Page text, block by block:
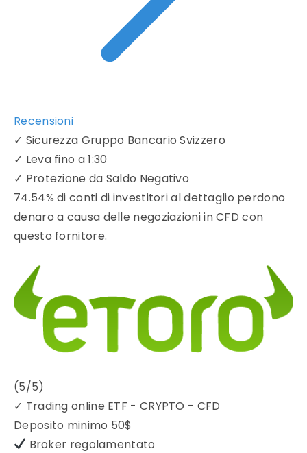
Recensioni
✓ Sicurezza Gruppo Bancario Svizzero
✓ Leva fino a 1:30
✓ Protezione da Saldo Negativo
74.54% di conti di investitori al dettaglio perdono
denaro a causa delle negoziazioni in CFD con
questo fornitore.
(5/5)
✓ Trading online ETF - CRYPTO - CFD
Deposito minimo 50$
Broker regolamentato